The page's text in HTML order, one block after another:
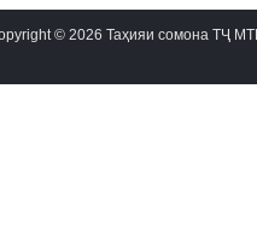
© 2026 Таҳияи сомона ТҶ